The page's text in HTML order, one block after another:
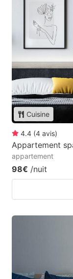
Cuisine
4.4 (4 avis)
Appartement
appartement
98€ /nuit